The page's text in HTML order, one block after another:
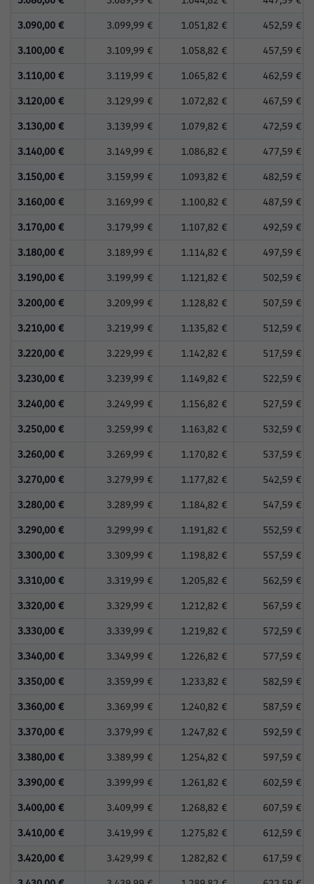
3.090,00 € 3.099,99 € 1.051,82 € 452,59 €
3.100,00 € 3.109,99 € 1.058,82 € 457,59 €
3.110,00 € 3.119,99 € 1.065,82 € 462,59 €
3.120,00 € 3.129,99 € 1.072,82 € 467,59 €
3.130,00 € 3.139,99 € 1.079,82 € 472,59 €
3.140,00 € 3.149,99 € 1.086,82 € 477,59 €
3.150,00 € 3.159,99 € 1.093,82 € 482,59 €
3.160,00 € 3.169,99 € 1.100,82 € 487,59 €
3.170,00 € 3.179,99 € 1.107,82 € 492,59 €
3.180,00 € 3.189,99 € 1.114,82 € 497,59 €
3.190,00 € 3.199,99 € 1.121,82 € 502,59 €
3.200,00 € 3.209,99 € 1.128,82 € 507,59 €
3.210,00 € 3.219,99 € 1.135,82 € 512,59 €
3.220,00 € 3.229,99 € 1.142,82 € 517,59 €
3.230,00 € 3.239,99 € 1.149,82 € 522,59 €
3.240,00 € 3.249,99 € 1.156,82 € 527,59 €
3.250,00 € 3.259,99 € 1.163,82 € 532,59 €
3.260,00 € 3.269,99 € 1.170,82 € 537,59 €
3.270,00 € 3.279,99 € 1.177,82 € 542,59 €
3.280,00 € 3.289,99 € 1.184,82 € 547,59 €
3.290,00 € 3.299,99 € 1.191,82 € 552,59 €
3.300,00 € 3.309,99 € 1.198,82 € 557,59 €
3.310,00 € 3.319,99 € 1.205,82 € 562,59 €
3.320,00 € 3.329,99 € 1.212,82 € 567,59 €
3.330,00 € 3.339,99 € 1.219,82 € 572,59 €
3.340,00 € 3.349,99 € 1.226,82 € 577,59 €
3.350,00 € 3.359,99 € 1.233,82 € 582,59 €
3.360,00 € 3.369,99 € 1.240,82 € 587,59 €
3.370,00 € 3.379,99 € 1.247,82 € 592,59 €
3.380,00 € 3.389,99 € 1.254,82 € 597,59 €
3.390,00 € 3.399,99 € 1.261,82 € 602,59 €
3.400,00 € 3.409,99 € 1.268,82 € 607,59 €
3.410,00 € 3.419,99 € 1.275,82 € 612,59 €
3.420,00 € 3.429,99 € 1.282,82 € 617,59 €